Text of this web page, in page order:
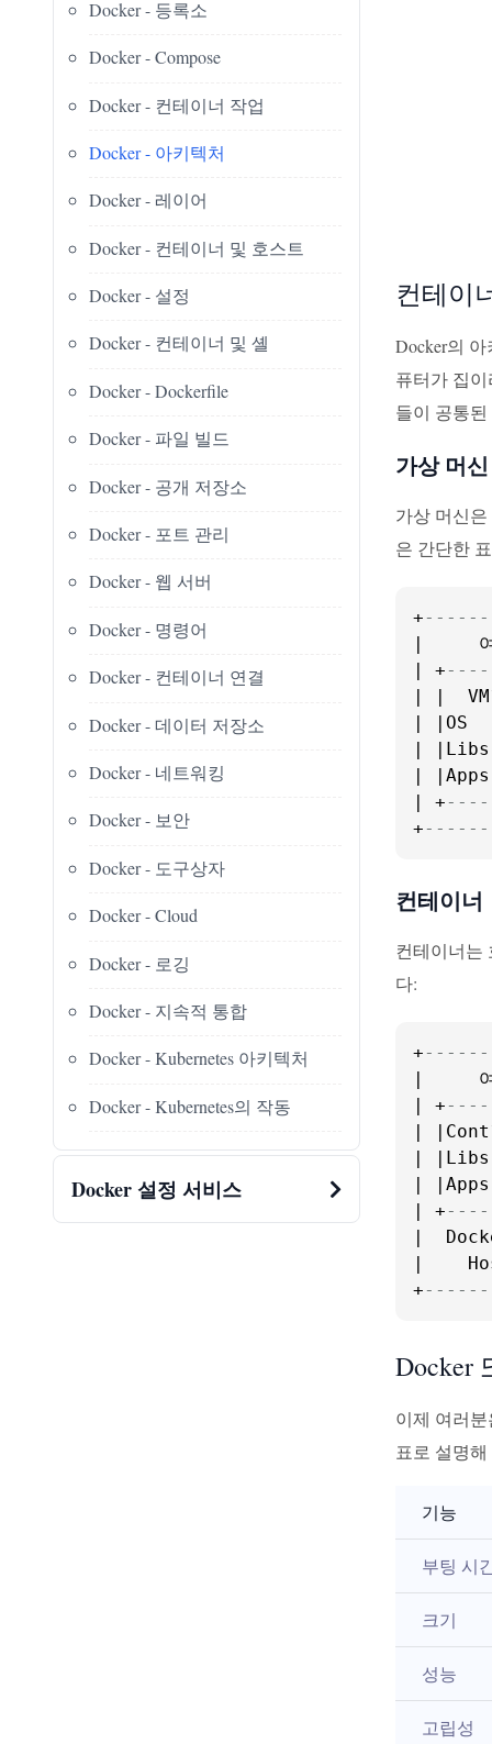
Docker - 등록소
Docker - Compose
Docker - 컨테이너 작업
Docker - 아키텍처
Docker - 레이어
Docker - 컨테이너 및 호스트
Docker - 설정
Docker - 컨테이너 및 셸
Docker - Dockerfile
Docker - 파일 빌드
Docker - 공개 저장소
Docker - 포트 관리
Docker - 웹 서버
Docker - 명령어
Docker - 컨테이너 연결
Docker - 데이터 저장소
Docker - 네트워킹
Docker - 보안
Docker - 도구상자
Docker - Cloud
Docker - 로깅
Docker - 지속적 통합
Docker - Kubernetes 아키텍처
Docker - Kubernetes의 작동
Docker 설정 서비스
컨테이
Docker의
퓨터가 집
들이 공통
가상 머신
가상 머신
은 간단한
+
|     여
| +
| |
| |OS
|
|
| +
+
컨테이너
컨테이너는
다:
+
|     여
| +
|
|
|
| +
|
|
+
Docker
이제 여러
표로 설명
기능
부팅 시
크기
성능
고립성